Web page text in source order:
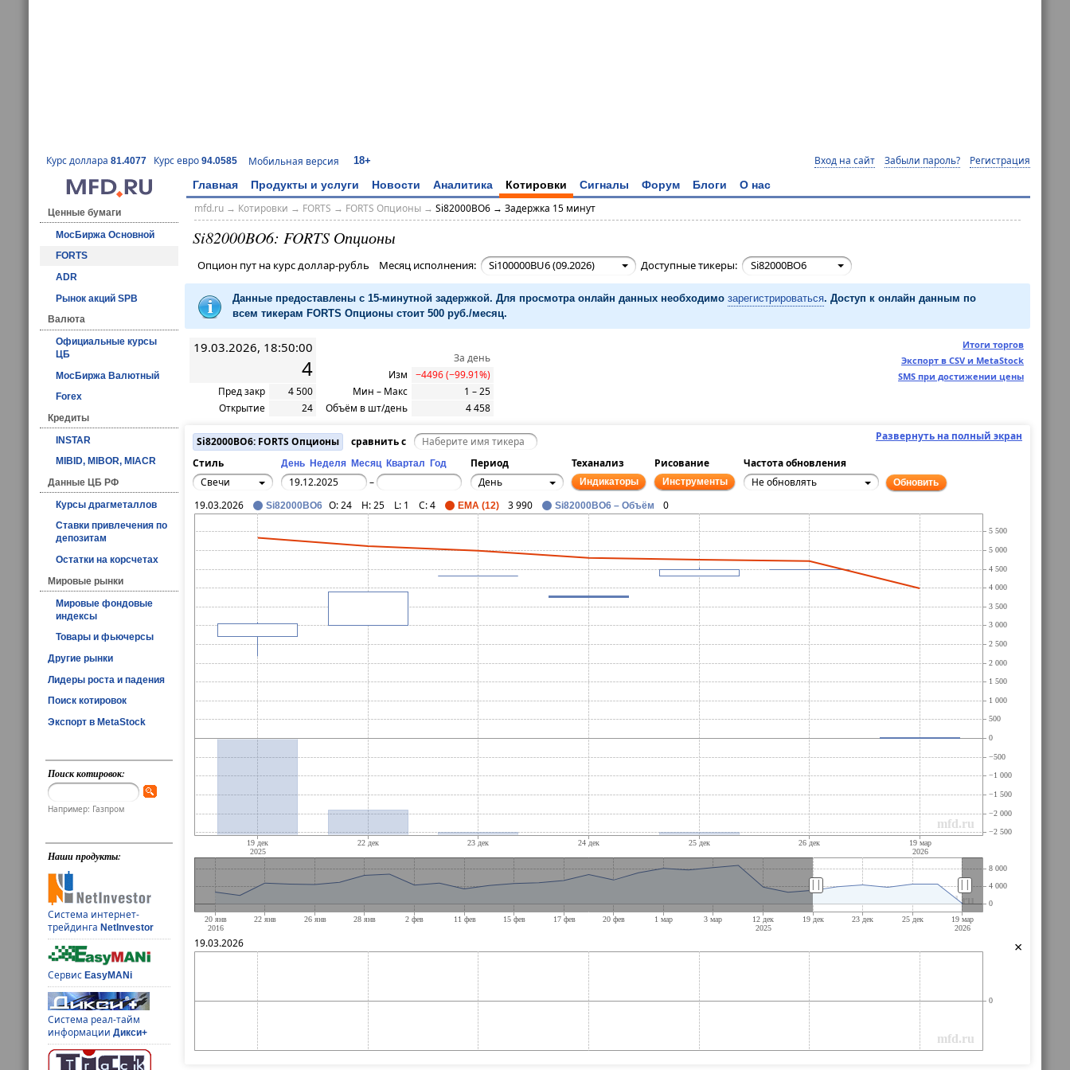
Курс доллара 81.4077 Курс евро 94.0585 Мобильная версия 18+ Вход на сайт Забыли пароль? Регистрация
Главная Продукты и услуги Новости Аналитика Котировки Сигналы Форум Блоги О нас
Ценные бумаги
МосБиржа Основной
FORTS
ADR
Рынок акций SPB
Валюта
Официальные курсы
ЦБ
МосБиржа Валютный
Forex
Кредиты
INSTAR
MIBID, MIBOR, MIACR
Данные ЦБ РФ
Курсы драгметаллов
Ставки привлечения по
депозитам
Остатки на корсчетах
Мировые рынки
Мировые фондовые
индексы
Товары и фьючерсы
Другие рынки
Лидеры роста и падения
Поиск котировок
Экспорт в MetaStock
Поиск котировок:
Например: Газпром
Наши продукты:
Система интернет-
трейдингаNetInvestor
СервисEasyMANi
Система реал-тайм
информацииДикси+
mfd.ru→ Котировки → FORTS → FORTS Опционы→ Si82000BO6 → Задержка 15 минут
Si82000BO6: FORTS Опционы
Опцион пут на курс доллар-рубль Месяц исполнения: Si100000BU6 (09.2026) Доступные тикеры: Si82000BO6
Данные предоставлены с 15-минутной задержкой. Для просмотра онлайн данных необходимо зарегистрироваться. Доступ к онлайн данным по
всем тикерам FORTS Опционы стоит 500 руб./месяц.
Итоги торгов
Экспорт в CSV и MetaStock
SMS при достижении цены
19.03.2026, 18:50:00
4
Пред закр
4 500
Открытие
24
За день
Изм
−4496 (−99.91%)
Мин – Макс
1 – 25
Объём в шт/день
4 458
Развернуть на полный экран
Si82000BO6: FORTS Опционы
сравнить с
Стиль
День Неделя Месяц Квартал Год Период Теханализ Рисование
Частота обновления
Свечи
– День Индикаторы Инструменты Не обновлять Обновить
|| ||
×
19.03.2026 Si82000BO6 O:24 H:25 L: 1 C:4 EMA (12) 3 990 Si82000BO6 – Объём 0
19.03.2026